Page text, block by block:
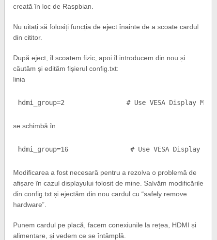
creată în loc de Raspbian.
Nu uitați să folosiți funcția de eject înainte de a scoate cardul
din cititor.
După eject, îl scoatem fizic, apoi îl introducem din nou și
căutăm și edităm fișierul config.txt:
linia
hdmi_group=2                # Use VESA Display Mode
se schimbă în
hdmi_group=16                # Use VESA Display
Modificarea a fost necesară pentru a rezolva o problemă de
afișare în cazul displayului folosit de mine. Salvăm modificările
din config.txt și ejectăm din nou cardul cu “safely remove
hardware”.
Punem cardul pe placă, facem conexiunile la rețea, HDMI și
alimentare, și vedem ce se întâmplă.